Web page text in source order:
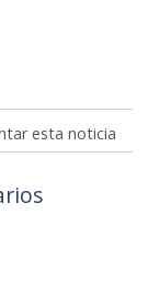
esta noticia